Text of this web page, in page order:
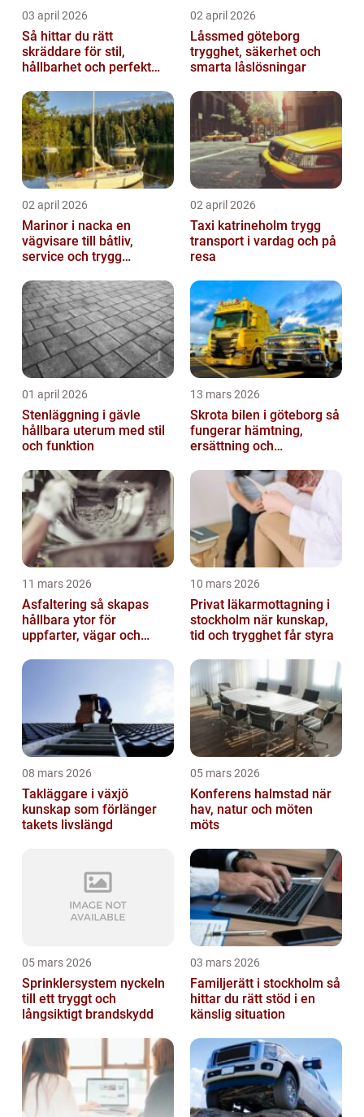
03 april 2026
Så hittar du rätt
skräddare för stil,
hållbarhet och perfekt
02 april 2026
Låssmed göteborg
trygghet, säkerhet och
smarta låslösningar
02 april 2026
Marinor i nacka en
vägvisare till båtliv,
service och trygg
02 april 2026
Taxi katrineholm trygg
transport i vardag och på
resa
01 april 2026
Stenläggning i gävle
hållbara uterum med stil
och funktion
13 mars 2026
Skrota bilen i göteborg så
fungerar hämtning,
ersättning och
11 mars 2026
Asfaltering så skapas
hållbara ytor för
uppfarter, vägar och
10 mars 2026
Privat läkarmottagning i
stockholm när kunskap,
tid och trygghet får styra
08 mars 2026
Takläggare i växjö
kunskap som förlänger
takets livslängd
05 mars 2026
Konferens halmstad när
hav, natur och möten
möts
05 mars 2026
Sprinklersystem nyckeln
till ett tryggt och
långsiktigt brandskydd
03 mars 2026
Familjerätt i stockholm så
hittar du rätt stöd i en
känslig situation